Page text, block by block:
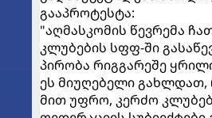
გააპროტესტა:
"აღმასკომის წევრემა
კლუბების სფფ-ში
პირობა რიგგარეშე
ეს მიუღებელი გახლდათ,
მით უფრო, კერძო